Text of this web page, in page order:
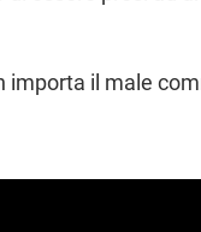
importa il male